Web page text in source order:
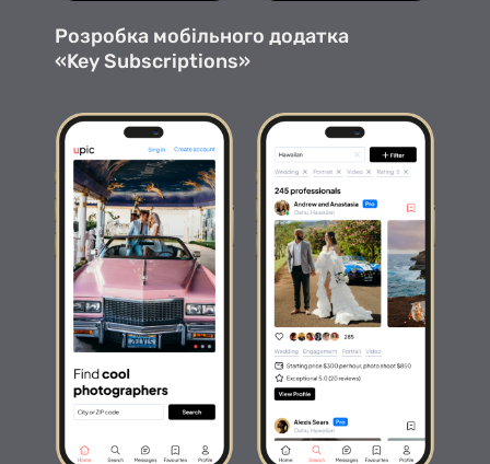
Розробка мобільного додатка
«Key Subscriptions»